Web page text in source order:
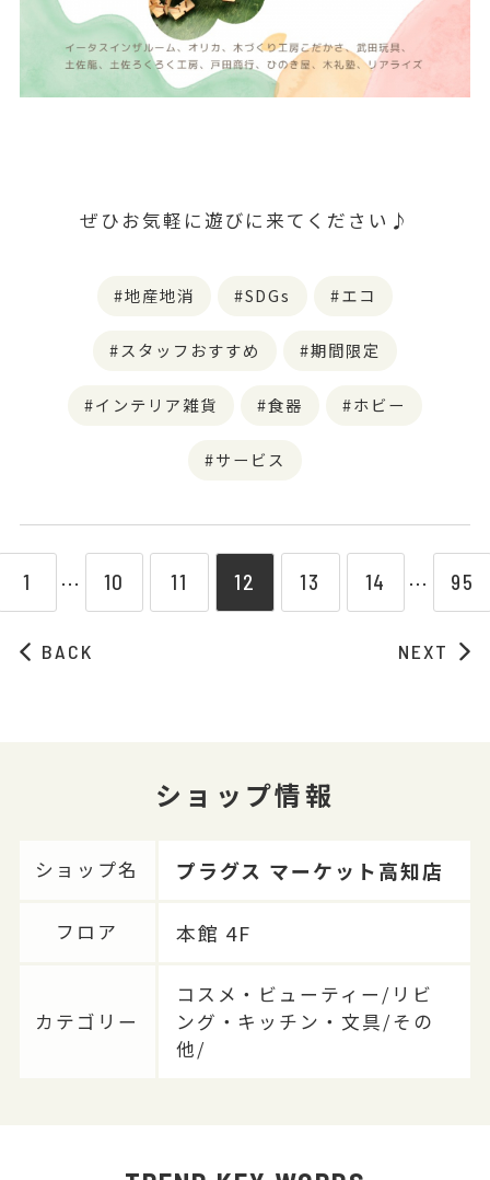
ぜひお気軽に遊びに来てください♪
地産地消 SDGs エコ
スタッフおすすめ 期間限定
インテリア雑貨 食器 ホビー
サービス
BACK
1 ⋯ 10 11 12 13 14 ⋯ 95
NEXT
ショップ情報
ショップ名 プラグス マーケット高知店
フロア 本館 4F
カテゴリー
コスメ・ビューティー/リビ
ング・キッチン・文具/その
他/